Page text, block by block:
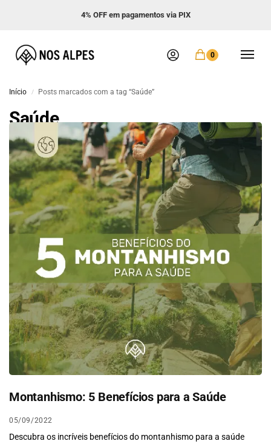
4% OFF em pagamentos via PIX
0
Início / Posts marcados com a tag “Saúde”
Saúde
Montanhismo: 5 Benefícios para a Saúde
05/09/2022
Descubra os incríveis benefícios do montanhismo para a saúde